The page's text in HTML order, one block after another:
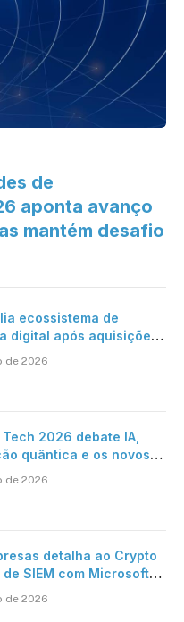
de
aponta avanço
mantém desafio
ecossistema de
digital após aquisições
de 2026
2026 debate IA,
quântica e os novos
de 2026
detalha ao Crypto
de SIEM com Microsoft
de 2026